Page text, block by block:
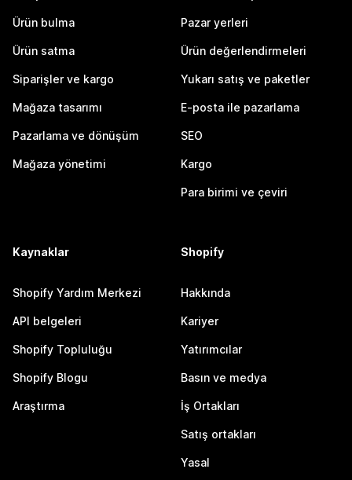
Ürün bulma
Ürün satma
Siparişler ve kargo
Mağaza tasarımı
Pazarlama ve dönüşüm
Mağaza yönetimi
Pazar yerleri
Ürün değerlendirmeleri
Yukarı satış ve paketler
E-posta ile pazarlama
SEO
Kargo
Para birimi ve çeviri
Kaynaklar
Shopify Yardım Merkezi
API belgeleri
Shopify Topluluğu
Shopify Blogu
Araştırma
Shopify
Hakkında
Kariyer
Yatırımcılar
Basın ve medya
İş Ortakları
Satış ortakları
Yasal